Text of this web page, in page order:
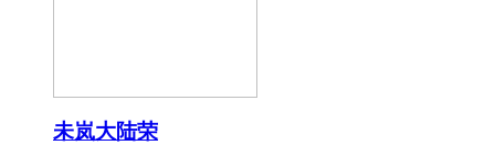
未岚大陆荣